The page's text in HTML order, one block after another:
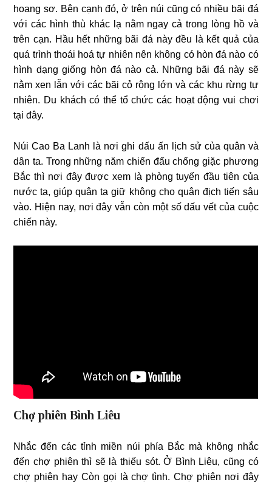
hoang sơ. Bên cạnh đó, ở trên núi cũng có nhiều bãi đá
với các hình thù khác lạ nằm ngay cả trong lòng hồ và
trên cạn. Hầu hết những bãi đá này đều là kết quả của
quá trình thoái hoá tự nhiên nên không có hòn đá nào có
hình dạng giống hòn đá nào cả. Những bãi đá này sẽ
nằm xen lẫn với các bãi cỏ rộng lớn và các khu rừng tự
nhiên. Du khách có thể tổ chức các hoạt động vui chơi
tại đây.
Núi Cao Ba Lanh là nơi ghi dấu ấn lịch sử của quân và
dân ta. Trong những năm chiến đấu chống giặc phương
Bắc thì nơi đây được xem là phòng tuyến đầu tiên của
nước ta, giúp quân ta giữ không cho quân địch tiến sâu
vào. Hiện nay, nơi đây vẫn còn một số dấu vết của cuộc
chiến này.
Chợ phiên Bình Liêu
Nhắc đến các tỉnh miền núi phía Bắc mà không nhắc
đến chợ phiên thì sẽ là thiếu sót. Ở Bình Liêu, cũng có
chợ phiên hay Còn gọi là chợ tình. Chợ phiên nơi đây